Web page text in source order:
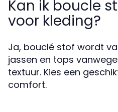
Kan ik boucle
voor kleding?
Ja, bouclé stof wordt
jassen en tops
textuur. Kies een
comfort.